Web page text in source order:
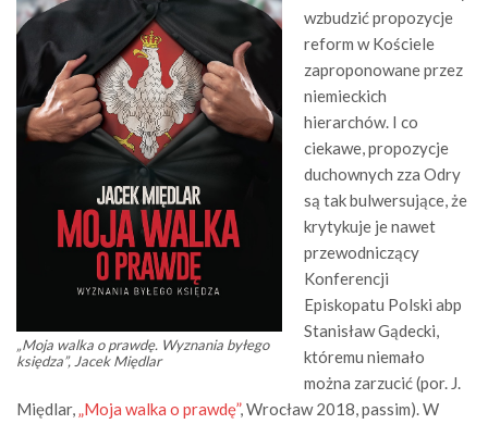
„Moja walka o prawdę. Wyznania byłego
księdza”, Jacek Międlar
wzbudzić propozycje
reform w Kościele
zaproponowane przez
niemieckich
hierarchów. I co
ciekawe, propozycje
duchownych zza Odry
są tak bulwersujące, że
krytykuje je nawet
przewodniczący
Konferencji
Episkopatu Polski abp
Stanisław Gądecki,
któremu niemało
można zarzucić (por. J.
Międlar,„Moja walka o prawdę”, Wrocław 2018, passim). W